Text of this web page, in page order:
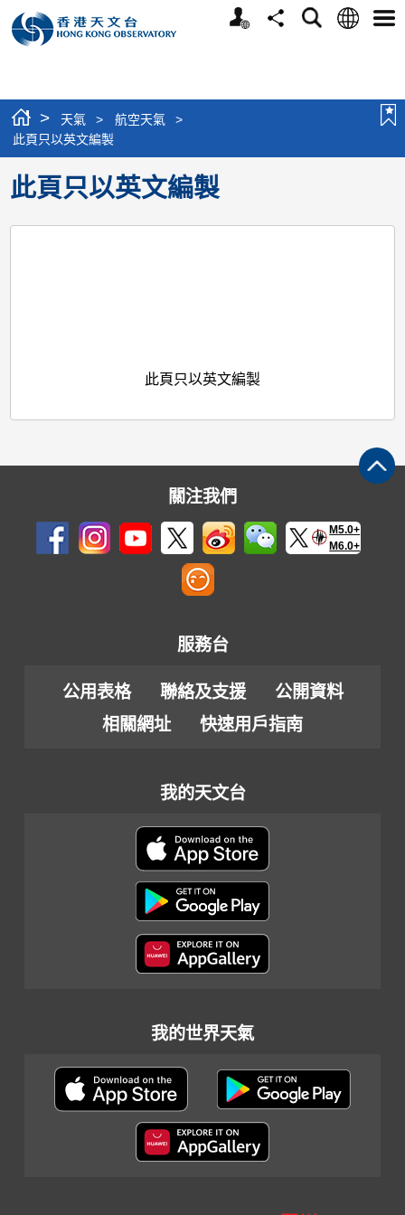
個
分
搜
語
選
> 天氣 > 航空天氣
>
此頁只以英文編製
此頁只以英文編製
此頁只以英文編製
關注我們
M5.0+
M6.0+
服務台
公用表格 聯絡及支援
公開資料
相關網址
快速用戶指南
我的天文台
我的世界天氣